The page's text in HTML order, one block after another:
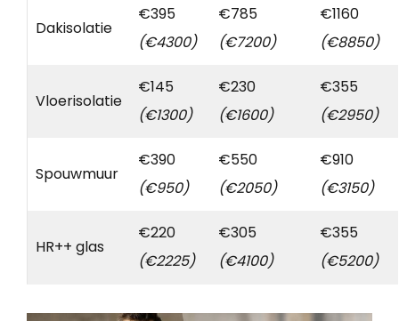
Dakisolatie
€395
(€4300)
€785
(€7200)
€1160
(€8850)
Vloerisolatie
€145
(€1300)
€230
(€1600)
€355
(€2950)
Spouwmuur
€390
(€950)
€550
(€2050)
€910
(€3150)
HR++ glas
€220
(€2225)
€305
(€4100)
€355
(€5200)